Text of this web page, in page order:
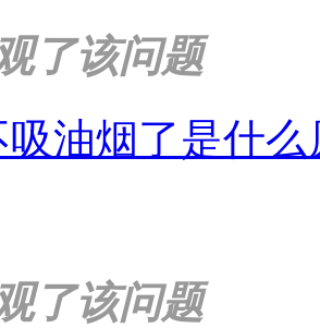
了该问题
油烟了是什么
了该问题